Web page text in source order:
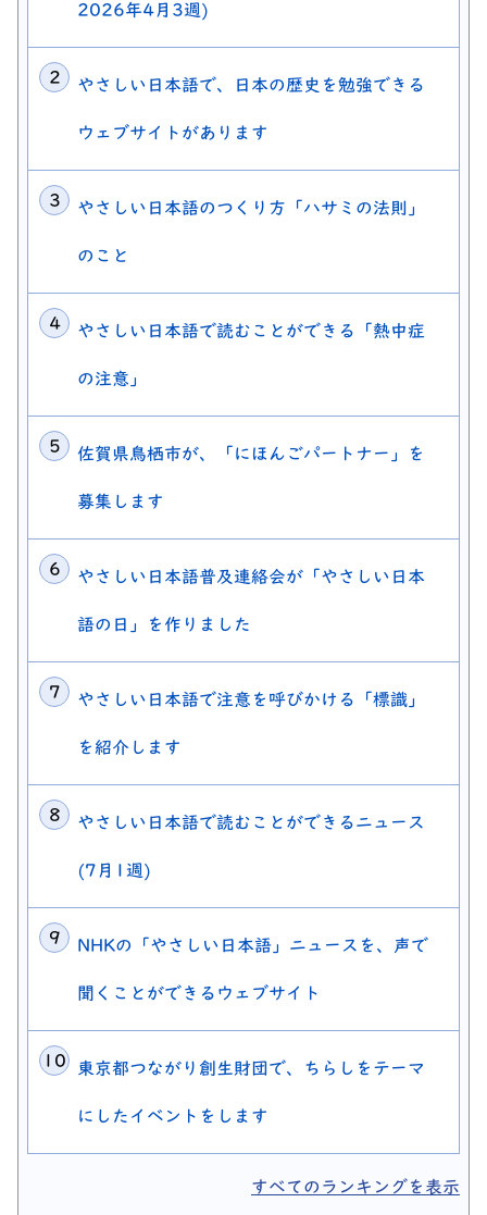
2026年4月3週)
やさしい日本語で、日本の歴史を勉強できる
ウェブサイトがあります
やさしい日本語のつくり方「ハサミの法則」
のこと
やさしい日本語で読むことができる「熱中症
の注意」
佐賀県鳥栖市が、「にほんごパートナー」を
募集します
やさしい日本語普及連絡会が「やさしい日本
語の日」を作りました
やさしい日本語で注意を呼びかける「標識」
を紹介します
やさしい日本語で読むことができるニュース
(7月1週)
NHKの「やさしい日本語」ニュースを、声で
聞くことができるウェブサイト
東京都つながり創生財団で、ちらしをテーマ
にしたイベントをします
すべてのランキングを表示